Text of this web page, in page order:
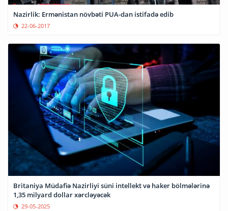
Nazirlik: Ermənistan növbəti PUA-dan istifadə edib
22-06-2017
Britaniya Müdafiə Nazirliyi süni intellekt və haker bölmələrinə
1,35 milyard dollar xərcləyəcək
29-05-2025